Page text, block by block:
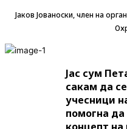
Јаков Јованоски, член на
Јас сум
сакам да
учесници
помогна